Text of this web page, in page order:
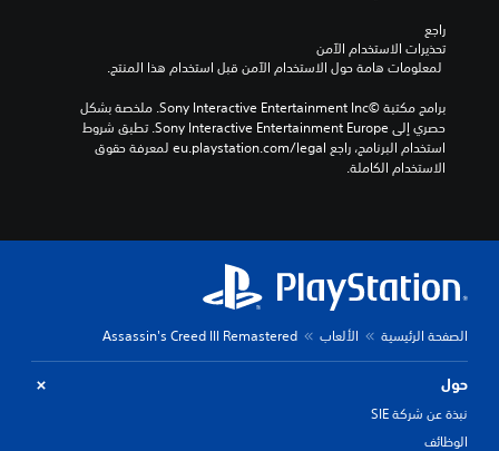
راجع
تحذيرات الاستخدام الآمن
الاستخدام الكاملة.
الصفحة الرئيسية الألعاب Assassin's Creed III Remastered
حول
نبذة عن شركة SIE
الوظائف